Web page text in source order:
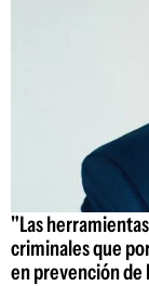
"Las
criminales que
en prevención de